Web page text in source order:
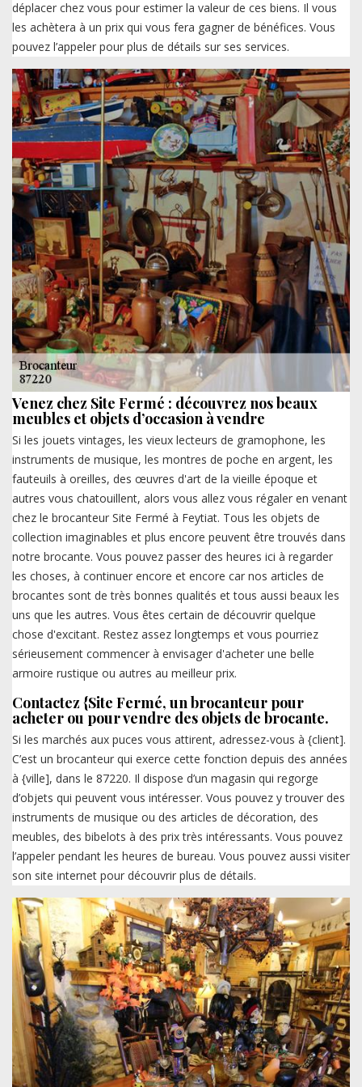
déplacer chez vous pour estimer la valeur de ces biens. Il vous
les achètera à un prix qui vous fera gagner de bénéfices. Vous
pouvez l’appeler pour plus de détails sur ses services.
Venez chez Site Fermé : découvrez nos beaux
meubles et objets d’occasion à vendre
Si les jouets vintages, les vieux lecteurs de gramophone, les
instruments de musique, les montres de poche en argent, les
fauteuils à oreilles, des œuvres d'art de la vieille époque et
autres vous chatouillent, alors vous allez vous régaler en venant
chez le brocanteur Site Fermé à Feytiat. Tous les objets de
collection imaginables et plus encore peuvent être trouvés dans
notre brocante. Vous pouvez passer des heures ici à regarder
les choses, à continuer encore et encore car nos articles de
brocantes sont de très bonnes qualités et tous aussi beaux les
uns que les autres. Vous êtes certain de découvrir quelque
chose d'excitant. Restez assez longtemps et vous pourriez
sérieusement commencer à envisager d'acheter une belle
armoire rustique ou autres au meilleur prix.
Contactez {Site Fermé, un brocanteur pour
acheter ou pour vendre des objets de brocante.
Si les marchés aux puces vous attirent, adressez-vous à {client].
C’est un brocanteur qui exerce cette fonction depuis des années
à {ville], dans le 87220. Il dispose d’un magasin qui regorge
d’objets qui peuvent vous intéresser. Vous pouvez y trouver des
instruments de musique ou des articles de décoration, des
meubles, des bibelots à des prix très intéressants. Vous pouvez
l’appeler pendant les heures de bureau. Vous pouvez aussi visiter
son site internet pour découvrir plus de détails.